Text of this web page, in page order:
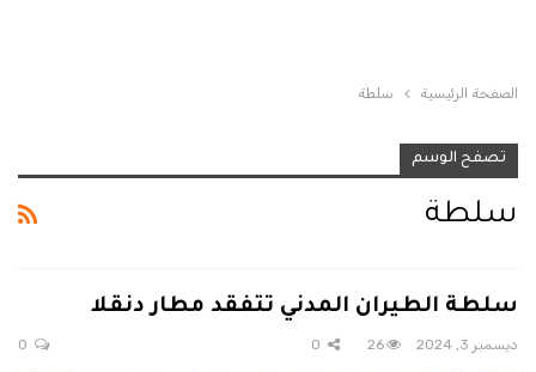
الصفحة الرئيسية سلطة
تصفح الوسم
سلطة
سلطة الطيران المدني تتفقد مطار دنقلا
ديسمبر 3, 2024 26